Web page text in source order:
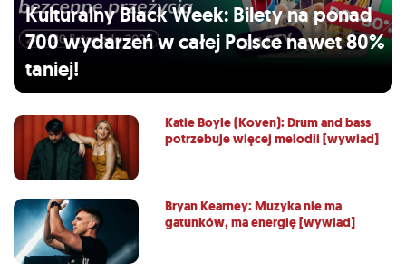
Kulturalny Black Week: Bilety na ponad
700 wydarzeń w całej Polsce nawet 80%
taniej!
Katie Boyle (Koven): Drum and bass
potrzebuje więcej melodii [wywiad]
Bryan Kearney: Muzyka nie ma
gatunków, ma energię [wywiad]